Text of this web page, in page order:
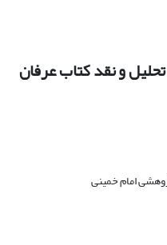
و نقد کتاب عرفان
امام خمینی